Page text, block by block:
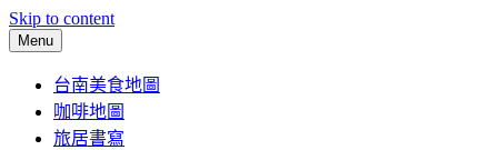
Skip to content
Menu
台南美食地圖
咖啡地圖
旅居書寫